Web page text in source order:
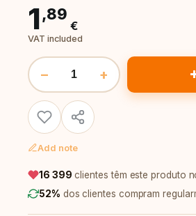
1,89
€
VAT included
− +
Add note
16 399 clientes têm este produto
52% dos clientes compram